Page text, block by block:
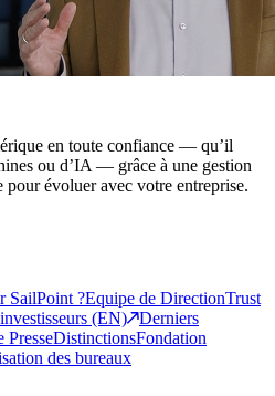
en toute confiance — qu’il
ou d’IA — grâce à une gestion
pour évoluer avec votre entreprise.
SailPoint ?Equipe de DirectionTrust
(EN)
Derniers
PresseDistinctionsFondation
des bureaux